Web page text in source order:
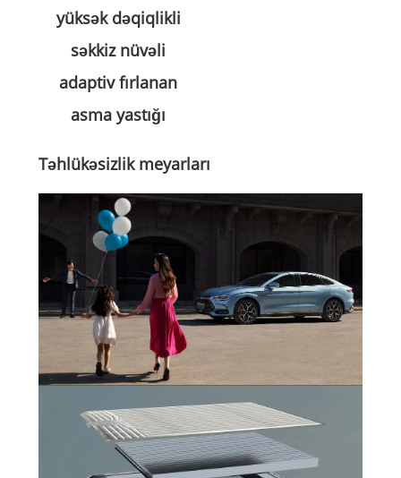
yüksək dəqiqlikli
səkkiz nüvəli
adaptiv fırlanan
asma yastığı
Təhlükəsizlik meyarları